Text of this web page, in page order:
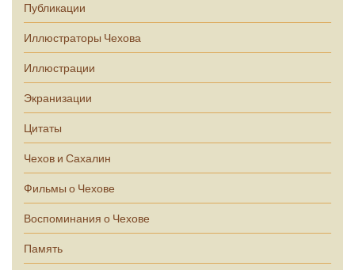
Публикации
Иллюстраторы Чехова
Иллюстрации
Экранизации
Цитаты
Чехов и Сахалин
Фильмы о Чехове
Воспоминания о Чехове
Память